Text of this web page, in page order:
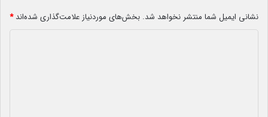
نشانی ایمیل شما منتشر نخواهد شد. بخش‌های موردنیاز علامت‌گذاری شده‌اند*